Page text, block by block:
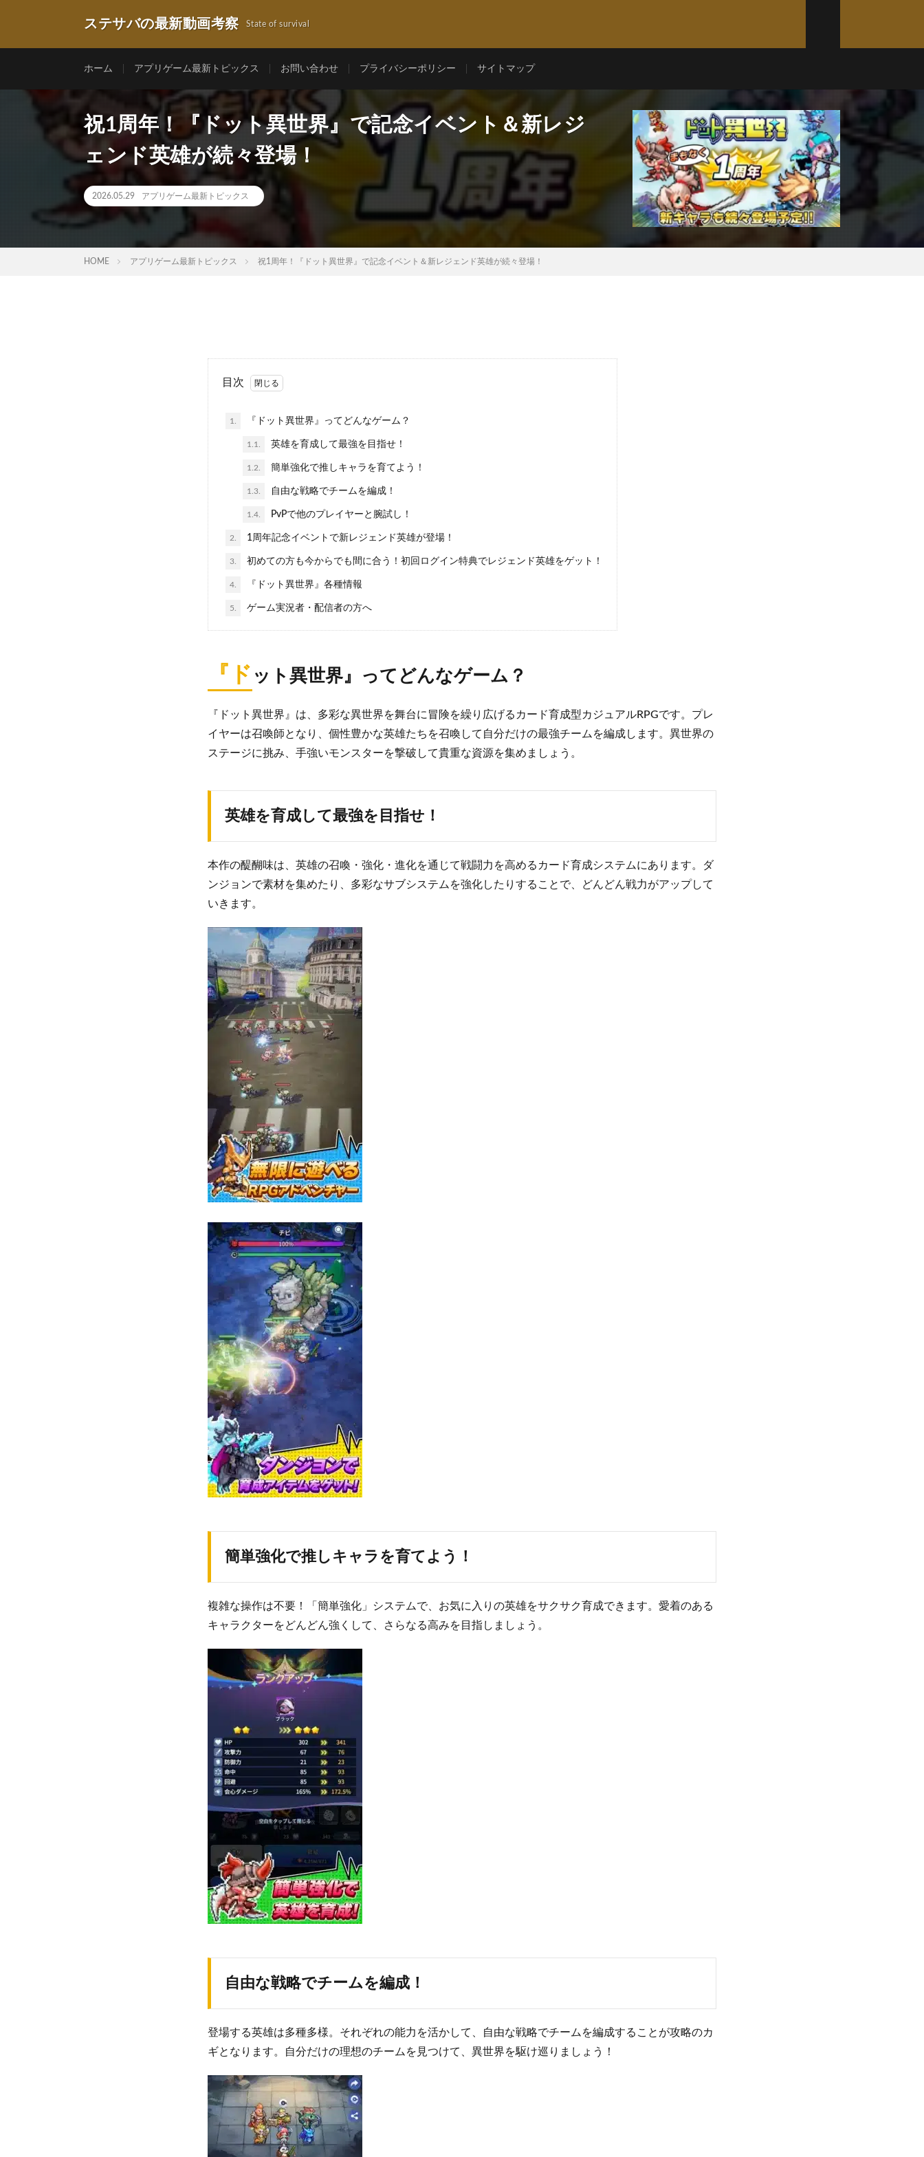
ステサバの最新動画考察 State of survival
ホーム アプリゲーム最新トピックス お問い合わせ プライバシーポリシー サイトマップ
祝1周年！『ドット異世界』で記念イベント＆新レジ
ェンド英雄が続々登場！
2026.05.29 アプリゲーム最新トピックス
HOME アプリゲーム最新トピックス 祝1周年！『ドット異世界』で記念イベント＆新レジェンド英雄が続々登場！
目次
1. 『ドット異世界』ってどんなゲーム？
1.1. 英雄を育成して最強を目指せ！
1.2. 簡単強化で推しキャラを育てよう！
1.3. 自由な戦略でチームを編成！
1.4. PvPで他のプレイヤーと腕試し！
2. 1周年記念イベントで新レジェンド英雄が登場！
3. 初めての方も今からでも間に合う！初回ログイン特典でレジェンド英雄をゲット！
4. 『ドット異世界』各種情報
5. ゲーム実況者・配信者の方へ
『ド ット異世界』ってどんなゲーム？
『ドット異世界』は、多彩な異世界を舞台に冒険を繰り広げるカード育成型カジュアルRPGです。プレ
イヤーは召喚師となり、個性豊かな英雄たちを召喚して自分だけの最強チームを編成します。異世界の
ステージに挑み、手強いモンスターを撃破して貴重な資源を集めましょう。
英雄を育成して最強を目指せ！
本作の醍醐味は、英雄の召喚・強化・進化を通じて戦闘力を高めるカード育成システムにあります。ダ
ンジョンで素材を集めたり、多彩なサブシステムを強化したりすることで、どんどん戦力がアップして
いきます。
簡単強化で推しキャラを育てよう！
複雑な操作は不要！「簡単強化」システムで、お気に入りの英雄をサクサク育成できます。愛着のある
キャラクターをどんどん強くして、さらなる高みを目指しましょう。
自由な戦略でチームを編成！
登場する英雄は多種多様。それぞれの能力を活かして、自由な戦略でチームを編成することが攻略のカ
ギとなります。自分だけの理想のチームを見つけて、異世界を駆け巡りましょう！